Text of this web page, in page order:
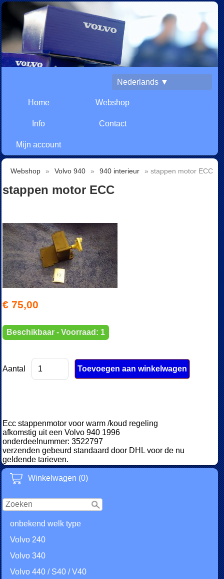
Nederlands ▼
Home Webshop
Info Contact
Mijn account
Winkelwagen (0)
onbekend welk type
Volvo 240
Volvo 340
Volvo 440 / S40 / V40
Webshop » Volvo 940 » 940 interieur » stappen motor ECC
stappen motor ECC
€ 75,00
Beschikbaar - Voorraad: 1
Aantal
Ecc stappenmotor voor warm /koud regeling
afkomstig uit een Volvo 940 1996
onderdeelnummer: 3522797
verzenden gebeurd standaard door DHL voor de nu
geldende tarieven.